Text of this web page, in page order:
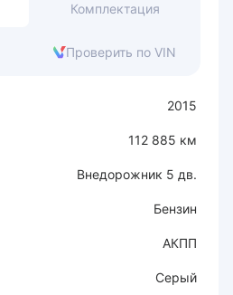
Комплектация
Проверить по VIN
2015
112 885 км
Внедорожник 5 дв.
Бензин
АКПП
Серый